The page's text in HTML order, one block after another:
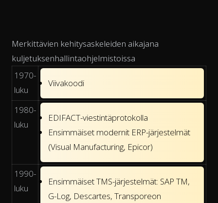
Merkittävien kehitysaskeleiden aikajana
kuljetuksenhallintaohjelmistoissa
1970-
luku
Viivakoodi
1980-
luku
EDIFACT-viestintäprotokolla
Ensimmäiset modernit ERP-järjestelmät
(Visual Manufacturing, Epicor)
1990-
luku
Ensimmäiset TMS-järjestelmät: SAP TM,
G-Log, Descartes, Transporeon